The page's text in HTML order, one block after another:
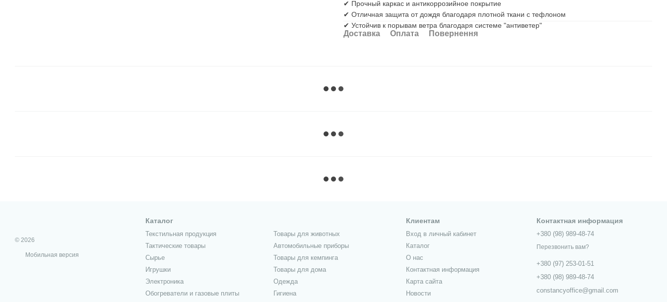
✔ Прочный каркас и антикоррозийное покрытие
✔ Отличная защита от дождя благодаря плотной ткани с тефлоном
✔ Устойчив к порывам ветра благодаря системе "антиветер"
Доставка Оплата Повернення
© 2026
Мобильная версия
Каталог
Текстильная продукция
Тактические товары
Сырье
Игрушки
Электроника
Обогреватели и газовые плиты
Товары для животных
Автомобильные приборы
Товары для кемпинга
Товары для дома
Одежда
Гигиена
Клиентам
Вход в личный кабинет
Каталог
О нас
Контактная информация
Карта сайта
Новости
Контактная информация
+380 (98) 989-48-74
Перезвонить вам?
+380 (97) 253-01-51
+380 (98) 989-48-74
constancyoffice@gmail.com